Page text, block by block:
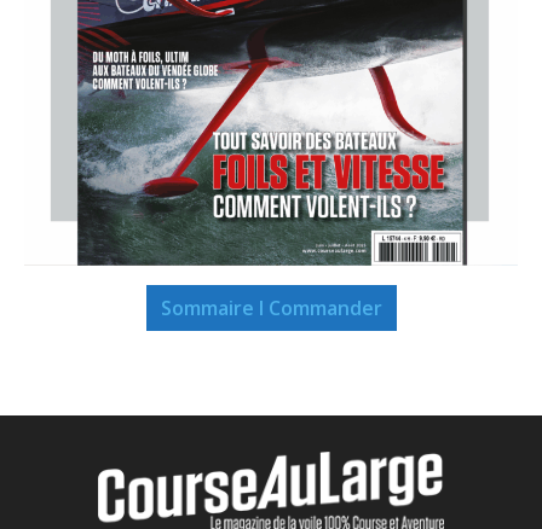
Sommaire I Commander